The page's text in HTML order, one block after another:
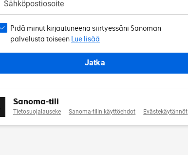
Pidä minut kirjautuneena siirtyessäni Sanoman
palvelusta toiseen Lue lisää
Jatka
Sanoma-tili
Tietosuojalauseke Sanoma-tilin käyttöehdot Evästekäytännöt